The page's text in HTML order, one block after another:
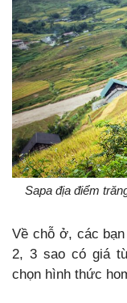
Sapa địa điểm
Về chỗ ở, các
2, 3 sao có giá
chọn hình thức